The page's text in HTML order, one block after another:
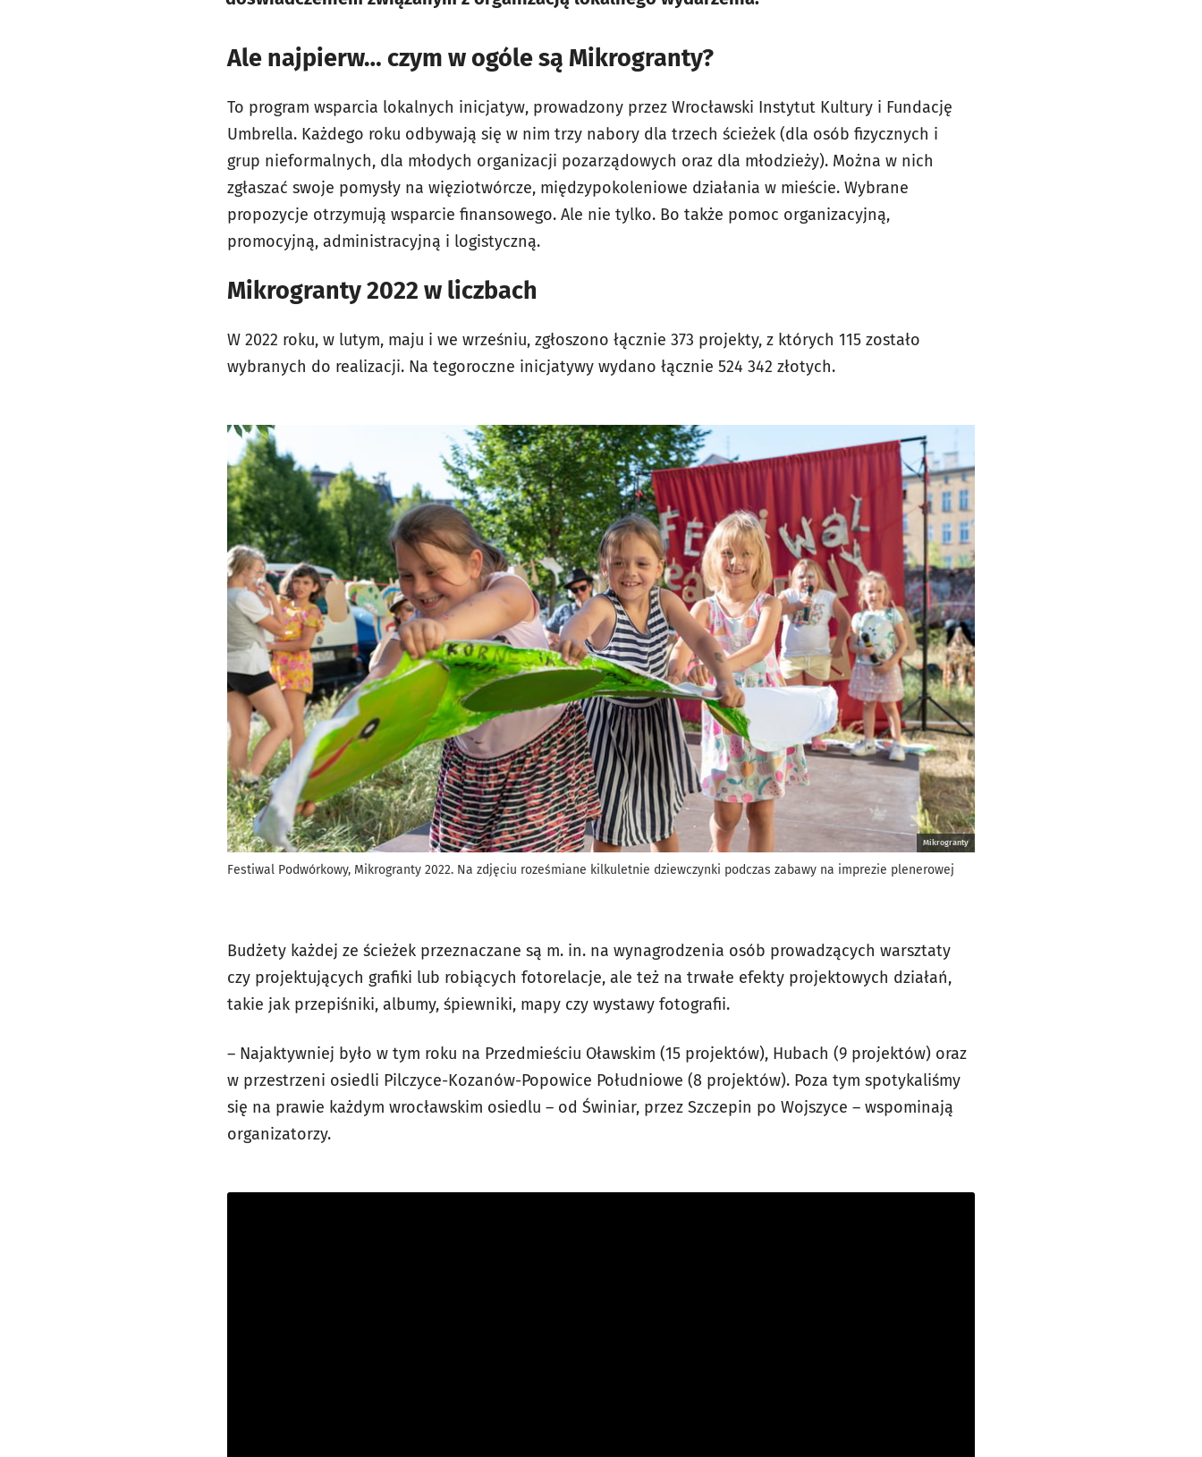
Ale najpierw… czym w ogóle są Mikrogranty?
To program wsparcia lokalnych inicjatyw, prowadzony przez Wrocławski Instytut Kultury i Fundację
Umbrella. Każdego roku odbywają się w nim trzy nabory dla trzech ścieżek (dla osób fizycznych i
grup nieformalnych, dla młodych organizacji pozarządowych oraz dla młodzieży). Można w nich
zgłaszać swoje pomysły na więziotwórcze, międzypokoleniowe działania w mieście. Wybrane
propozycje otrzymują wsparcie finansowego. Ale nie tylko. Bo także pomoc organizacyjną,
promocyjną, administracyjną i logistyczną.
Mikrogranty 2022 w liczbach
W 2022 roku, w lutym, maju i we wrześniu, zgłoszono łącznie 373 projekty, z których 115 zostało
wybranych do realizacji. Na tegoroczne inicjatywy wydano łącznie 524 342 złotych.
Mikrogranty
Festiwal Podwórkowy, Mikrogranty 2022. Na zdjęciu roześmiane kilkuletnie dziewczynki podczas zabawy na imprezie plenerowej
Budżety każdej ze ścieżek przeznaczane są m. in. na wynagrodzenia osób prowadzących warsztaty
czy projektujących grafiki lub robiących fotorelacje, ale też na trwałe efekty projektowych działań,
takie jak przepiśniki, albumy, śpiewniki, mapy czy wystawy fotografii.
– Najaktywniej było w tym roku na Przedmieściu Oławskim (15 projektów), Hubach (9 projektów) oraz
w przestrzeni osiedli Pilczyce-Kozanów-Popowice Południowe (8 projektów). Poza tym spotykaliśmy
się na prawie każdym wrocławskim osiedlu – od Świniar, przez Szczepin po Wojszyce – wspominają
organizatorzy.